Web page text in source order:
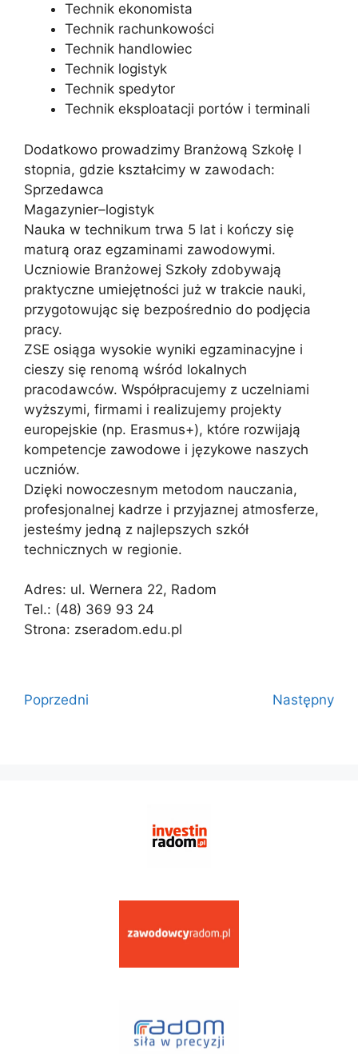
Technik ekonomista
Technik rachunkowości
Technik handlowiec
Technik logistyk
Technik spedytor
Technik eksploatacji portów i terminali
Dodatkowo prowadzimy Branżową Szkołę I
stopnia, gdzie kształcimy w zawodach:
Sprzedawca
Magazynier–logistyk
Nauka w technikum trwa 5 lat i kończy się
maturą oraz egzaminami zawodowymi.
Uczniowie Branżowej Szkoły zdobywają
praktyczne umiejętności już w trakcie nauki,
przygotowując się bezpośrednio do podjęcia
pracy.
ZSE osiąga wysokie wyniki egzaminacyjne i
cieszy się renomą wśród lokalnych
pracodawców. Współpracujemy z uczelniami
wyższymi, firmami i realizujemy projekty
europejskie (np. Erasmus+), które rozwijają
kompetencje zawodowe i językowe naszych
uczniów.
Dzięki nowoczesnym metodom nauczania,
profesjonalnej kadrze i przyjaznej atmosferze,
jesteśmy jedną z najlepszych szkół
technicznych w regionie.
Adres: ul. Wernera 22, Radom
Tel.: (48) 369 93 24
Strona: zseradom.edu.pl
Poprzedni Następny